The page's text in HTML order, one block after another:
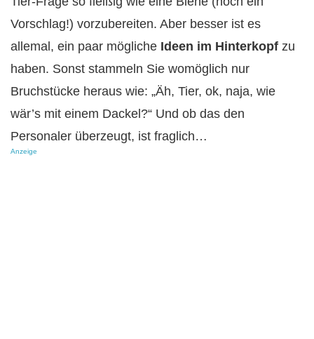
Vorschlag!) vorzubereiten. Aber besser ist es
allemal, ein paar mögliche Ideen im Hinterkopf zu
haben. Sonst stammeln Sie womöglich nur
Bruchstücke heraus wie: „Äh, Tier, ok, naja, wie
wär’s mit einem Dackel?“ Und ob das den
Personaler überzeugt, ist fraglich…
Anzeige